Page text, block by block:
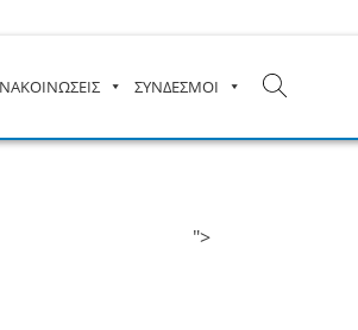
ΣΥΝΔΕΣΜΟΙ
">